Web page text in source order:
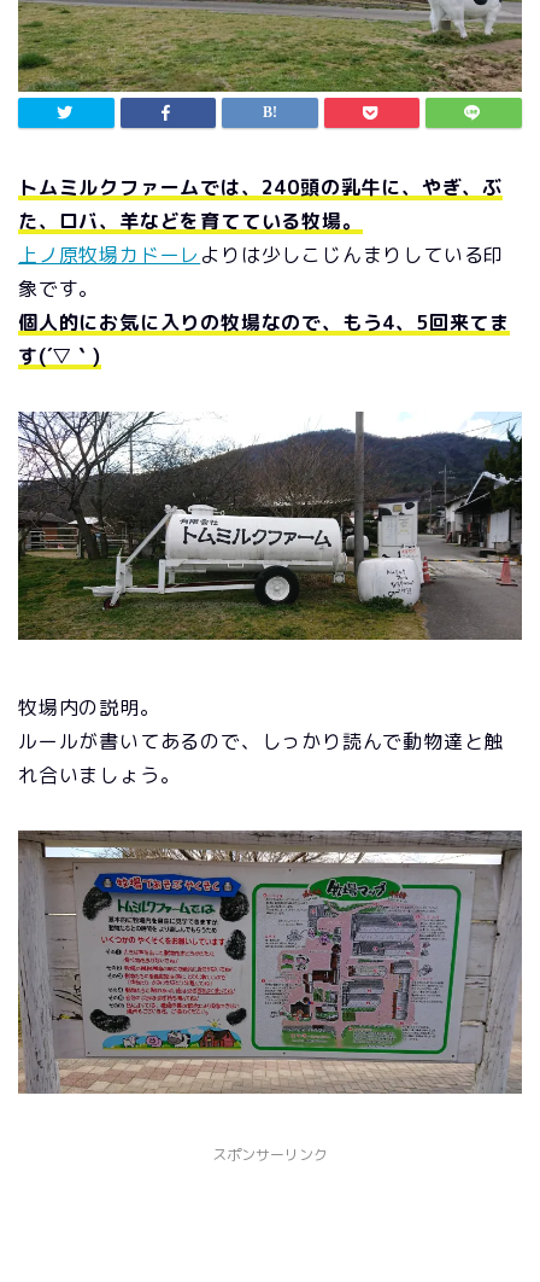
トムミルクファームでは、240頭の乳牛に、やぎ、ぶ
た、ロバ、羊などを育てている牧場。
上ノ原牧場カドーレ よりは少しこじんまりしている印
象です。
個人的にお気に入りの牧場なので、もう4、5回来てま
す(´▽｀)
牧場内の説明。
ルールが書いてあるので、しっかり読んで動物達と触
れ合いましょう。
スポンサーリンク